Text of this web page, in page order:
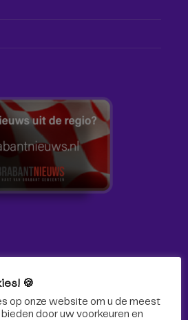
alleen hier, maar ook via social
🍪
op onze website om u de meest
door uw voorkeuren en